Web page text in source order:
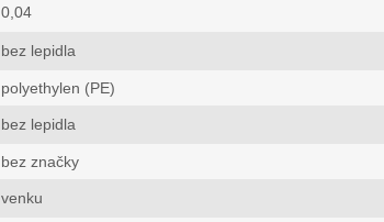
0,04
bez lepidla
polyethylen (PE)
bez lepidla
bez značky
venku